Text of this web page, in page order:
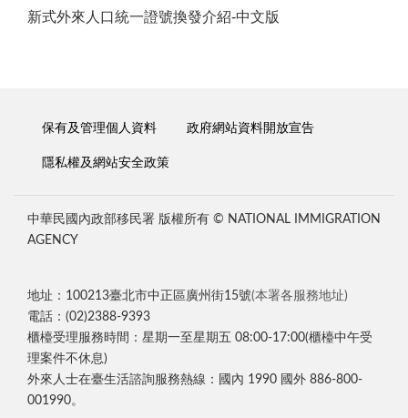
新式外來人口統一證號換發介紹-中文版
保有及管理個人資料 政府網站資料開放宣告
隱私權及網站安全政策
中華民國內政部移民署 版權所有 © NATIONAL IMMIGRATION
AGENCY
地址：100213臺北市中正區廣州街15號(本署各服務地址)
電話：(02)2388-9393
櫃檯受理服務時間：星期一至星期五 08:00-17:00(櫃檯中午受
理案件不休息)
外來人士在臺生活諮詢服務熱線：國內 1990 國外 886-800-
001990。